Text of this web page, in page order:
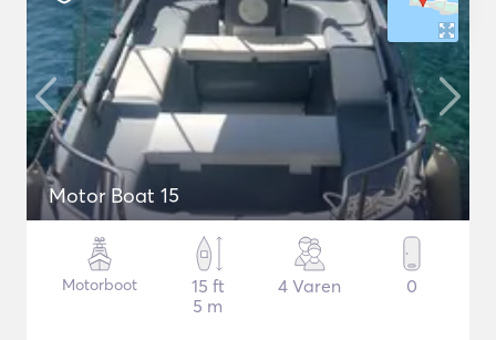
Motor Boat 15
Motorboot
15 ft
5 m
4 Varen 0